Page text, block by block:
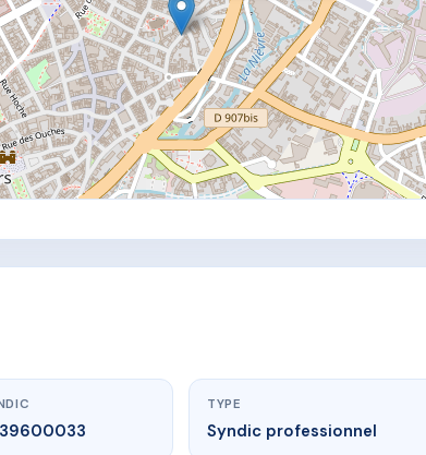
TYPE
Syndic professionnel